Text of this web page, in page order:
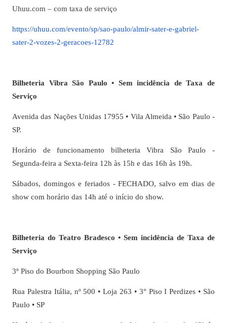
Uhuu.com – com taxa de serviço
https://uhuu.com/evento/sp/sao-paulo/almir-sater-e-gabriel-
sater-2-vozes-2-geracoes-12782
Bilheteria Vibra São Paulo • Sem incidência de Taxa de
Serviço
Avenida das Nações Unidas 17955 • Vila Almeida • São Paulo -
SP.
Horário de funcionamento bilheteria Vibra São Paulo -
Segunda-feira a Sexta-feira 12h às 15h e das 16h às 19h.
Sábados, domingos e feriados - FECHADO, salvo em dias de
show com horário das 14h até o início do show.
Bilheteria do Teatro Bradesco • Sem incidência de Taxa de
Serviço
3º Piso do Bourbon Shopping São Paulo
Rua Palestra Itália, nº 500 • Loja 263 • 3° Piso I Perdizes • São
Paulo • SP